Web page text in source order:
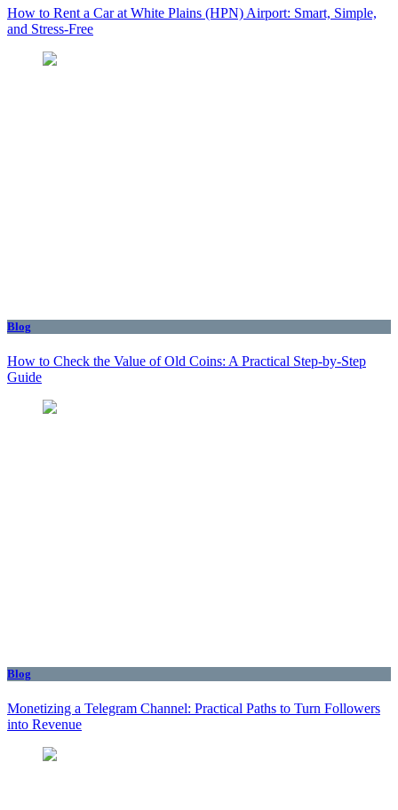
How to Rent a Car at White Plains (HPN) Airport: Smart, Simple,
and Stress-Free
Blog
How to Check the Value of Old Coins: A Practical Step-by-Step
Guide
Blog
Monetizing a Telegram Channel: Practical Paths to Turn Followers
into Revenue